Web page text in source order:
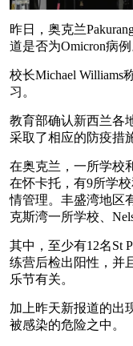
昨日，奥克兰
道是否为Omicron病例
校长Michael Williams
习。
教育部确认新西兰各
采取了相应的防疫措
在奥克兰，一所学校
在怀卡托，有9所学
情管理。丰盛湾地区
克斯湾一所学校、
其中，至少有12名St
练营后检出阳性，并
乐节有关。
加上昨天新报道的出
被感染的危险之中。